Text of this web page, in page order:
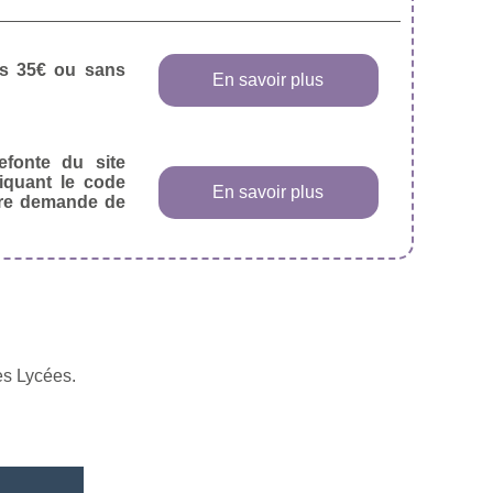
35€ ou sans
En savoir plus
du site
le code
demande de
En savoir plus
Lycées.